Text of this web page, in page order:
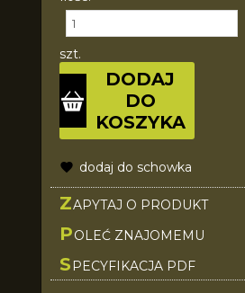
szt.
DODAJ
DO
KOSZYKA
dodaj do schowka
ZAPYTAJ O PRODUKT
POLEĆ ZNAJOMEMU
S PECYFIKACJA PDF